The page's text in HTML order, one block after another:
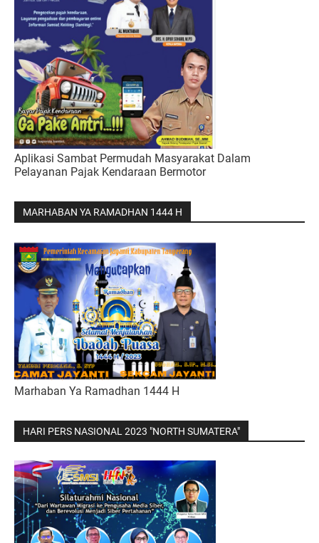
Aplikasi Sambat Permudah Masyarakat Dalam
Pelayanan Pajak Kendaraan Bermotor
MARHABAN YA RAMADHAN 1444 H
Marhaban Ya Ramadhan 1444 H
HARI PERS NASIONAL 2023 "NORTH SUMATERA"